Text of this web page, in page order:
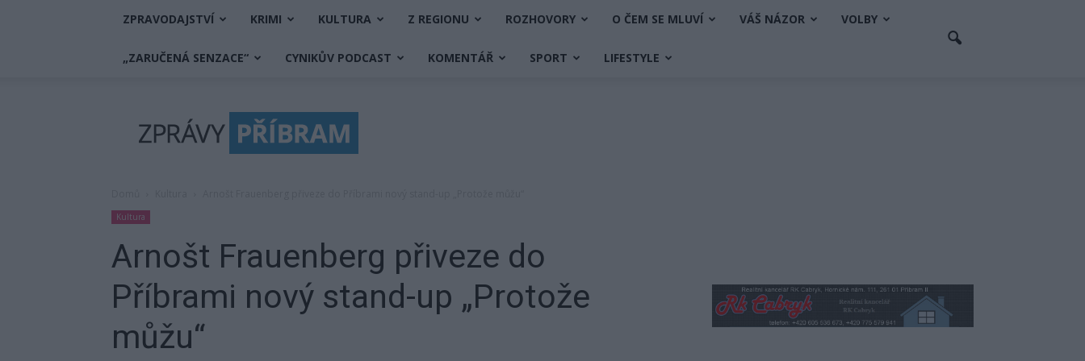
ZPRAVODAJSTVÍ KRIMI KULTURA Z REGIONU ROZHOVORY O ČEM SE MLUVÍ VÁŠ NÁZOR VOLBY
„ZARUČENÁ SENZACE“ CYNIKŮV PODCAST KOMENTÁŘ SPORT LIFESTYLE
Příbram
Kultura
Arnošt Frauenberg přiveze do
Příbrami nový stand-up „Protože
můžu“